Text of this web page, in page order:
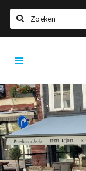
Home
Agenda
Deals
Party pics
Nieuws,